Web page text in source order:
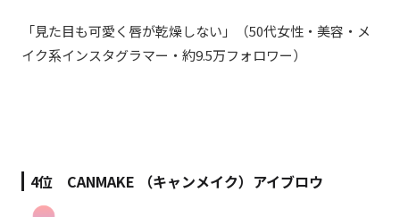
「見た目も可愛く唇が乾燥しない 」
（50代女性・美容・メ
イク系インスタグラマー・約9.5万フォロワー）
4位 CANMAKE （キャンメイク）アイブロウ